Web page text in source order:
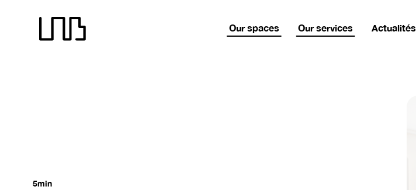
LNB recrute !
Our spaces Our services Actualités
5min